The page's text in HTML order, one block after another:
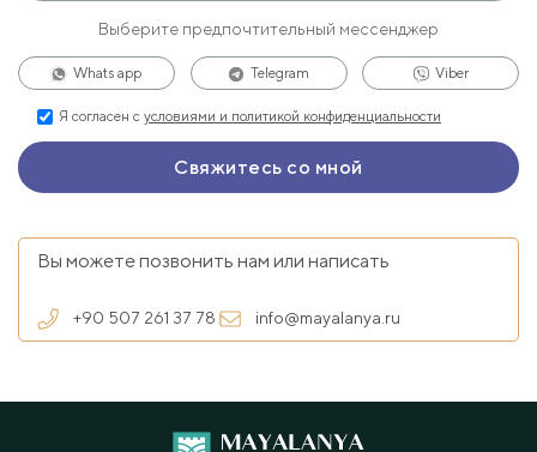
Выберите предпочтительный мессенджер
Whats app Telegram Viber
Я согласен с условиями и политикой конфиденциальности
Вы можете позвонить нам или написать
+90 507 261 37 78 info@mayalanya.ru